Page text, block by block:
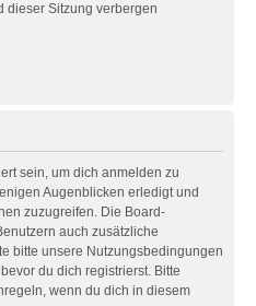
dieser Sitzung verbergen
sein, um dich anmelden zu
Augenblicken erledigt und
zuzugreifen. Die Board-
auch zusätzliche
bitte unsere Nutzungsbedingungen
du dich registrierst. Bitte
wenn du dich in diesem